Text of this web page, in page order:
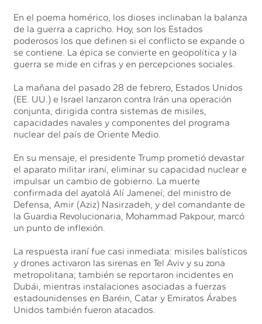
En el poema homérico, los dioses inclinaban la balanza
de la guerra a capricho. Hoy, son los Estados
poderosos los que definen si el conflicto se expande o
se contiene. La épica se convierte en geopolítica y la
guerra se mide en cifras y en percepciones sociales.
La mañana del pasado 28 de febrero, Estados Unidos
(EE. UU.) e Israel lanzaron contra Irán una operación
conjunta, dirigida contra sistemas de misiles,
capacidades navales y componentes del programa
nuclear del país de Oriente Medio.
En su mensaje, el presidente Trump prometió devastar
el aparato militar iraní, eliminar su capacidad nuclear e
impulsar un cambio de gobierno. La muerte
confirmada del ayatolá Alí Jameneí; del ministro de
Defensa, Amir (Aziz) Nasirzadeh, y del comandante de
la Guardia Revolucionaria, Mohammad Pakpour, marcó
un punto de inflexión.
La respuesta iraní fue casi inmediata: misiles balísticos
y drones activaron las sirenas en Tel Aviv y su zona
metropolitana; también se reportaron incidentes en
Dubái, mientras instalaciones asociadas a fuerzas
estadounidenses en Baréin, Catar y Emiratos Árabes
Unidos también fueron atacados.